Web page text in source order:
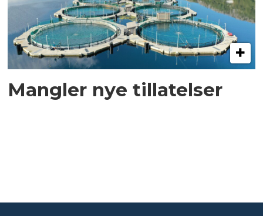
Mangler nye tillatelser